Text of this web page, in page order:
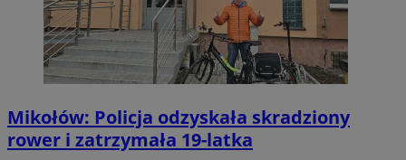
Mikołów: Policja odzyskała skradziony
rower i zatrzymała 19-latka